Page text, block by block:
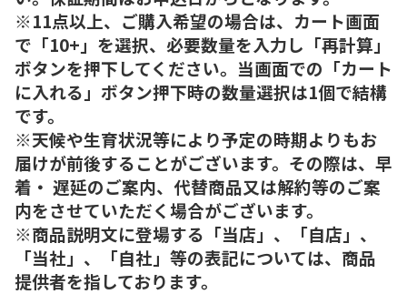
※11点以上、ご購入希望の場合は、カート画面
で「10+」を選択、必要数量を入力し「再計算」
ボタンを押下してください。当画面での「カート
に入れる」ボタン押下時の数量選択は1個で結構
です。
※天候や生育状況等により予定の時期よりもお
届けが前後することがございます。その際は、早
着・ 遅延のご案内、代替商品又は解約等のご案
内をさせていただく場合がございます。
※商品説明文に登場する「当店」、「自店」、
「当社」、「自社」等の表記については、商品
提供者を指しております。